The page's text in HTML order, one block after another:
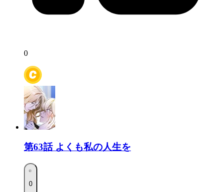
0
第63話 よくも私の人生を
0